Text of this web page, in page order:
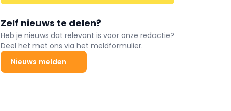
Zelf nieuws te delen?
Heb je nieuws dat relevant is voor onze redactie?
Deel het met ons via het meldformulier.
Nieuws melden